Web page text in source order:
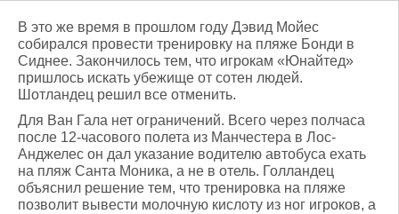
В это же время в прошлом году Дэвид Мойес
собирался провести тренировку на пляже Бонди в
Сиднее. Закончилось тем, что игрокам «Юнайтед»
пришлось искать убежище от сотен людей.
Шотландец решил все отменить.
Для Ван Гала нет ограничений. Всего через полчаса
после 12-часового полета из Манчестера в Лос-
Анджелес он дал указание водителю автобуса ехать
на пляж Санта Моника, а не в отель. Голландец
объяснил решение тем, что тренировка на пляже
позволит вывести молочную кислоту из ног игроков, а